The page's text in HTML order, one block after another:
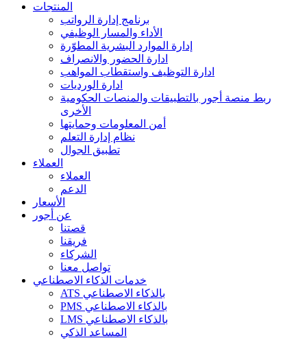
المنتجات
برنامج إدارة الرواتب
الأداء والمسار الوظيفي
إدارة الموارد البشرية المطوّرة
ادارة الحضور والانصراف
ادارة التوظيف واستقطاب المواهب
ادارة الورديات
ربط منصة أجور بالتطبيقات والمنصات الحكومية
الأخرى
أمن المعلومات وحمايتها
نظام إدارة التعلم
تطبيق الجوال
العملاء
العملاء
الدعم
الأسعار
عن أجور
قصتنا
فريقنا
الشركاء
تواصل معنا
خدمات الذكاء الاصطناعي
ATS بالذكاء الاصطناعي
PMS بالذكاء الاصطناعي
LMS بالذكاء الاصطناعي
المساعد الذكي